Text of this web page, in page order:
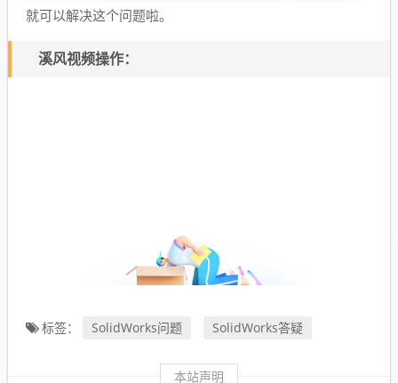
就可以解决这个问题啦。
溪风视频操作：
标签： SolidWorks问题 SolidWorks答疑
本站声明